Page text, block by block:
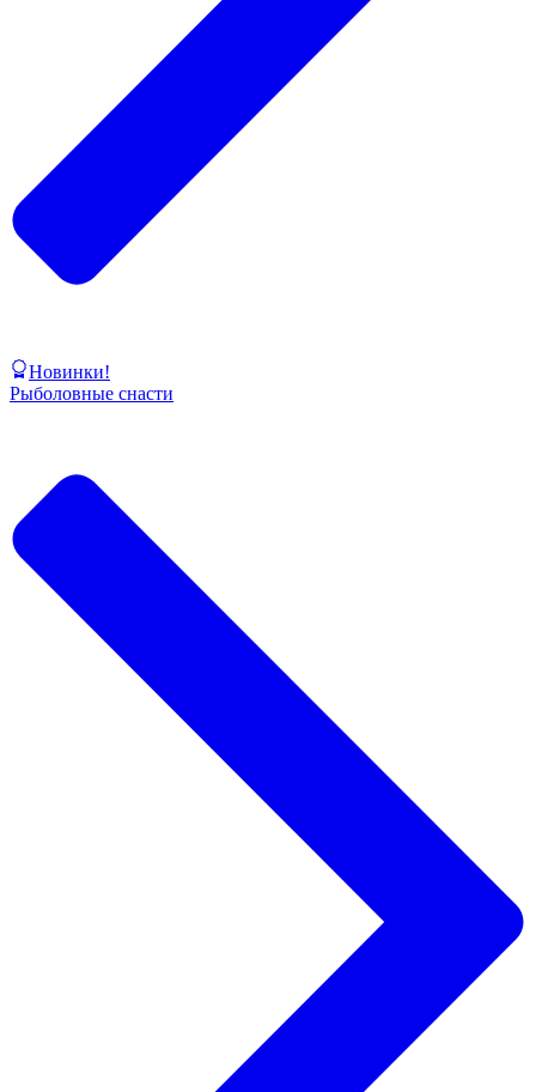
Новинки!
Рыболовные снасти